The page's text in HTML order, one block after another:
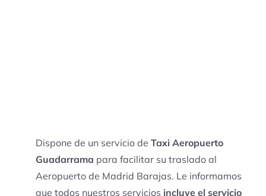
Dispone de un servicio de Taxi Aeropuerto
Guadarrama para facilitar su traslado al
Aeropuerto de Madrid Barajas. Le informamos
que todos nuestros servicios incluye el servicio